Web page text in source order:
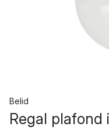
Belid
Regal plafond